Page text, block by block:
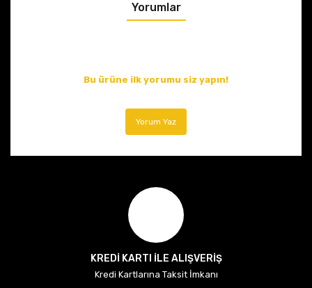
Yorumlar
Bu ürüne ilk yorumu siz yapın!
Yorum Yaz
KREDİ KARTI İLE ALIŞVERİŞ
Kredi Kartlarına Taksit İmkanı